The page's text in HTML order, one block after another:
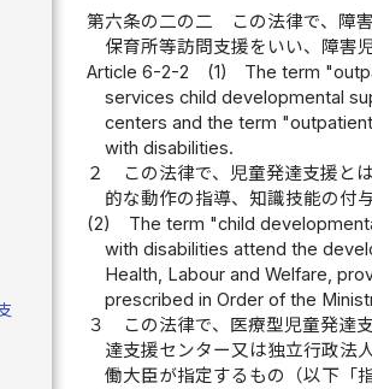
第六条の二の二
この法律で、障
保育所等訪問支援をいい、障害
Article 6-2-2
(1)
The term
services child developmental
centers and the term
with disabilities.
２
この法律で、児童発達支援と
的な動作の指導、知識技能の付
(2)
The term "child
with disabilities attend the
Health, Labour and Welfare,
prescribed in Order of the
３
この法律で、医療型児童発達
達支援センター又は独立行政法
働大臣が指定するもの（以下「